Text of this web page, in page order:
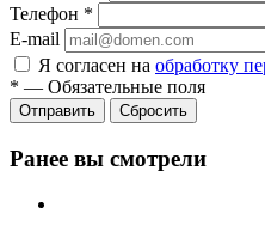
Телефон *
E-mail
Я согласен на обработку
* — Обязательные поля
Сбросить
Ранее вы смотрели